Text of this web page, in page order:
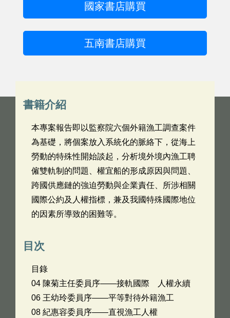
國家書店購買
五南書店購買
書籍介紹
本專案報告即以監察院六個外籍漁工調查案件
為基礎，將個案放入系統化的脈絡下，從海上
勞動的特殊性開始談起，分析境外境內漁工聘
僱雙軌制的問題、權宜船的形成原因與問題、
跨國供應鏈的強迫勞動與企業責任、所涉相關
國際公約及人權指標，兼及我國特殊國際地位
的因素所導致的困難等。
目次
目錄
04 陳菊主任委員序——接軌國際 人權永續
06 王幼玲委員序——平等對待外籍漁工
08 紀惠容委員序——直視漁工人權